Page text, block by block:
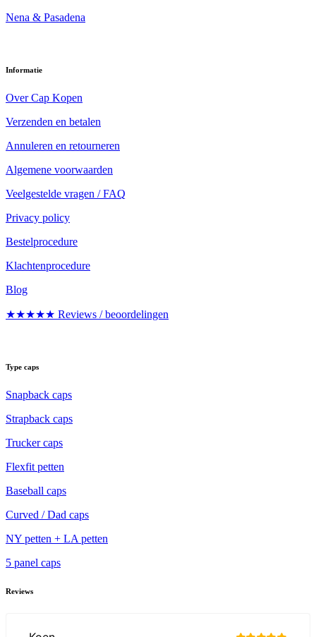
Nena & Pasadena
Informatie
Over Cap Kopen
Verzenden en betalen
Annuleren en retourneren
Algemene voorwaarden
Veelgestelde vragen / FAQ
Privacy policy
Bestelprocedure
Klachtenprocedure
Blog
★★★★★ Reviews / beoordelingen
Type caps
Snapback caps
Strapback caps
Trucker caps
Flexfit petten
Baseball caps
Curved / Dad caps
NY petten + LA petten
5 panel caps
Reviews